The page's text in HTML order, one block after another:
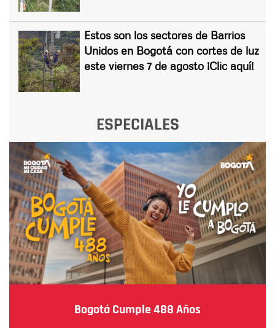
Estos son los sectores de Barrios
Unidos en Bogotá con cortes de luz
este viernes 7 de agosto ¡Clic aquí!
ESPECIALES
Bogotá Cumple 488 Años